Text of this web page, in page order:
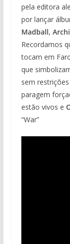
pela editora
por lançar
Madball,
Recordamos
tocam em
que
sem
paragem
estão vivos e
“War”